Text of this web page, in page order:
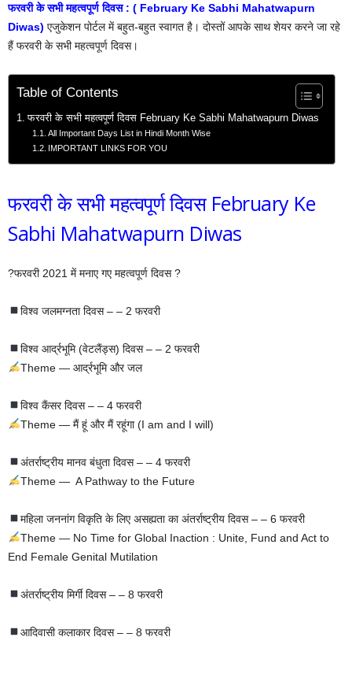
फरवरी के सभी महत्वपूर्ण दिवस : ( February Ke Sabhi Mahatwapurn
Diwas) एजुकेशन पोर्टल में बहुत-बहुत स्वागत है। दोस्तों आपके साथ शेयर करने जा रहे
हैं फरवरी के सभी महत्वपूर्ण दिवस।
Table of Contents
फरवरी के सभी महत्वपूर्ण दिवस February Ke Sabhi Mahatwapurn Diwas
All Important Days List in Hindi Month Wise
IMPORTANT LINKS FOR YOU
फरवरी के सभी महत्वपूर्ण दिवस February Ke
Sabhi Mahatwapurn Diwas
?फरवरी 2021 में मनाए गए महत्वपूर्ण दिवस ?
विश्व जलमग्नता दिवस – – 2 फरवरी
विश्व आर्द्रभूमि (वेटलैंड्स) दिवस – – 2 फरवरी
Theme — आर्द्रभूमि और जल
विश्व कैंसर दिवस – – 4 फरवरी
Theme — मैं हूं और मैं रहूंगा (I am and I will)
अंतर्राष्ट्रीय मानव बंधुता दिवस – – 4 फरवरी
Theme — A Pathway to the Future
महिला जननांग विकृति के लिए असह्यता का अंतर्राष्ट्रीय दिवस – – 6 फरवरी
Theme — No Time for Global Inaction : Unite, Fund and Act to
End Female Genital Mutilation
अंतर्राष्ट्रीय मिर्गी दिवस – – 8 फरवरी
आदिवासी कलाकार दिवस – – 8 फरवरी